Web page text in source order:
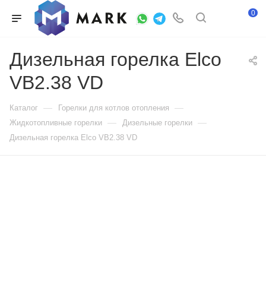
0
Дизельная горелка Elco
VB2.38 VD
Каталог — Горелки для котлов отопления —
Жидкотопливные горелки — Дизельные горелки —
Дизельная горелка Elco VB2.38 VD